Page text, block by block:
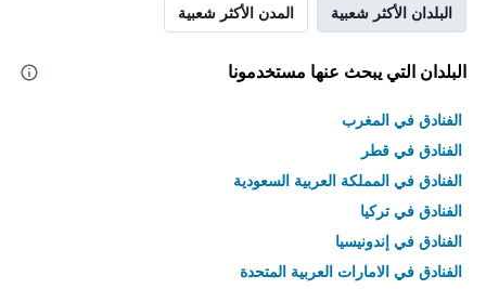
البلدان الأكثر شعبية المدن الأكثر شعبية
البلدان التي يبحث عنها مستخدمونا
الفنادق في المغرب
الفنادق في قطر
الفنادق في المملكة العربية السعودية
الفنادق في تركيا
الفنادق في إندونيسيا
الفنادق في الامارات العربية المتحدة